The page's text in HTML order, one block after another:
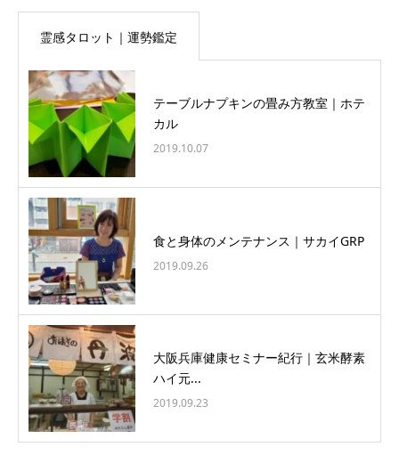
霊感タロット｜運勢鑑定
テーブルナプキンの畳み方教室｜ホテ
カル
2019.10.07
食と身体のメンテナンス｜サカイGRP
2019.09.26
大阪兵庫健康セミナー紀行｜玄米酵素
ハイ元...
2019.09.23